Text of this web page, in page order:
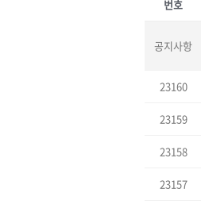
번호
공지사항
23160
23159
23158
23157